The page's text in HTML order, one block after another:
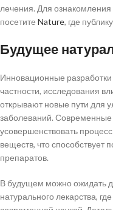
лечения. Для
посетите Nature, где
Будущее
Инновационные
частности, исследования
открывают новые пути для
заболеваний. Современные
усовершенствовать
веществ, что
препаратов.
В будущем можно ожидать
натурального лекарства,